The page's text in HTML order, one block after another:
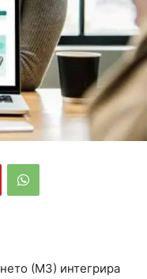
(МЗ) интегрира